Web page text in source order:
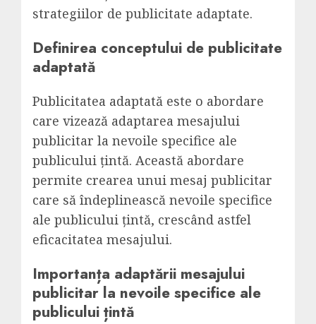
strategiilor de publicitate adaptate.
Definirea conceptului de publicitate
adaptată
Publicitatea adaptată este o abordare
care vizează adaptarea mesajului
publicitar la nevoile specifice ale
publicului țintă. Această abordare
permite crearea unui mesaj publicitar
care să îndeplinească nevoile specifice
ale publicului țintă, crescând astfel
eficacitatea mesajului.
Importanța adaptării mesajului
publicitar la nevoile specifice ale
publicului țintă